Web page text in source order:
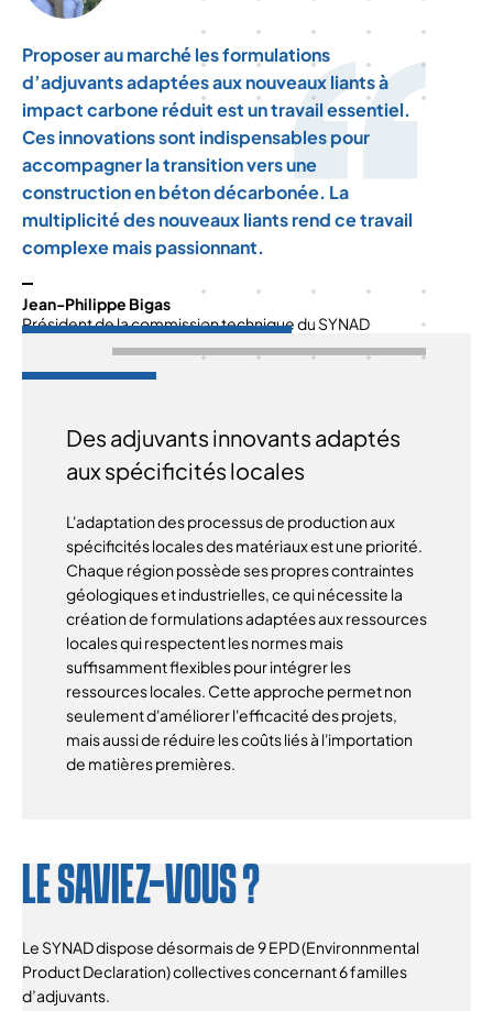
Proposer au marché les formulations
d’adjuvants adaptées aux nouveaux liants à
impact carbone réduit est un travail essentiel.
Ces innovations sont indispensables pour
accompagner la transition vers une
construction en béton décarbonée. La
multiplicité des nouveaux liants rend ce travail
complexe mais passionnant.
Jean-Philippe Bigas
Président de la commission technique du SYNAD
Des adjuvants innovants adaptés
aux spécificités locales
L'adaptation des processus de production aux
spécificités locales des matériaux est une priorité.
Chaque région possède ses propres contraintes
géologiques et industrielles, ce qui nécessite la
création de formulations adaptées aux ressources
locales qui respectent les normes mais
suffisamment flexibles pour intégrer les
ressources locales. Cette approche permet non
seulement d'améliorer l'efficacité des projets,
mais aussi de réduire les coûts liés à l'importation
de matières premières.
LE SAVIEZ-VOUS ?
Le SYNAD dispose désormais de 9 EPD (Environnmental
Product Declaration) collectives concernant 6 familles
d’adjuvants.